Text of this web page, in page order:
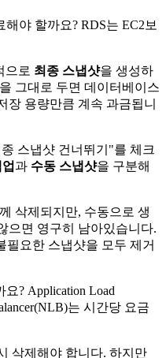
해야 할까요? RDS는 EC2보
으로 최종 스냅샷을 생성하
그대로 두면 데이터베이스
장 용량만큼 계속 과금됩니
스냅샷 건너뛰기"를 체크
과 수동 스냅샷을 구분해
삭제되지만, 수동으로 생
으면 영구히 남아있습니다.
요한 스냅샷을 모두 제거
? Application Load
는 시간당 요금
삭제해야 합니다. 하지만